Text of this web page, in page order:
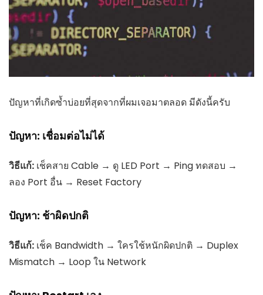
ปัญหาที่เกิดซ้ำบ่อยที่สุดจากที่ผมเจอมาตลอด มีดังนี้ครับ
ปัญหา: เชื่อมต่อไม่ได้
วิธีแก้: เช็คสาย Cable → ดู LED Port → Ping ทดสอบ →
ลอง Port อื่น → Reset Factory
ปัญหา: ช้าผิดปกติ
วิธีแก้: เช็ค Bandwidth → ใครใช้หนักผิดปกติ → Duplex
Mismatch → Loop ใน Network